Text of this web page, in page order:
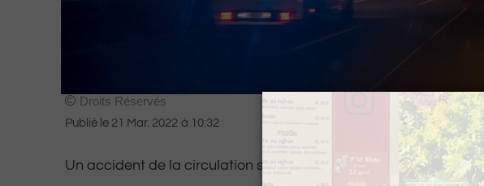
Droits Réservés
Publié le 21 Mar. 2022 à 10:32
Un accident de la circulation s’est produit ce dimanche en fin